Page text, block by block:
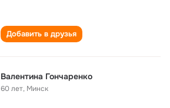
Добавить в друзья
Валентина Гончаренко
60 лет, Минск